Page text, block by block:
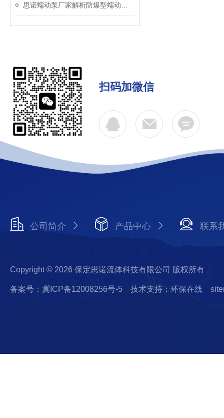
扫码加微信
公司简介 产品中心 联系
Copyright © 2026 保定思诺流体科技有限公司 版权所有
备案号：冀ICP备12008256号-5 技术支持：环保在线